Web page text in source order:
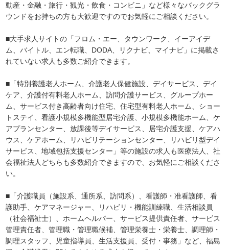
動産・金融・旅行・観光・飲食・コンビニ」など様々なバックグラ
ウンドをお持ちの方も大歓迎ですのでお気軽にご相談ください。
■大手求人サイトの「フロム・エー、タウンワーク、イーアイデ
ム、バイトル、エン転職、DODA、リクナビ、マイナビ」に掲載さ
れていない求人も多数ご紹介できます。
■「特別養護老人ホーム、介護老人保健施設、デイサービス、デイ
ケア、介護付有料老人ホーム、訪問介護サービス、グループホー
ム、サービス付き高齢者向け住宅、住宅型有料老人ホーム、ショー
トステイ、看護小規模多機能型居宅介護、小規模多機能ホーム、ケ
アプランセンター、放課後等デイサービス、居宅介護支援、ケアハ
ウス、ケアホーム、リハビリテーションセンター、リハビリ型デイ
サービス、地域包括支援センター」等の施設の求人も医療法人、社
会福祉法人どちらも多数紹介できますので、お気軽にご相談くださ
い。
■「介護職員（施設系、通所系、訪問系）、看護師・准看護師、看
護助手、ケアマネージャー、リハビリ・機能訓練職、生活相談員
（社会福祉士）、ホームヘルパー、サービス提供責任者、サービス
管理責任者、管理職・管理職候補、管理栄養士・栄養士、調理師・
調理スタッフ、児童指導員、生活支援員、受付・事務」など、福島